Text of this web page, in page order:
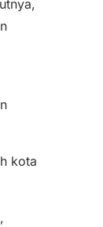
kota